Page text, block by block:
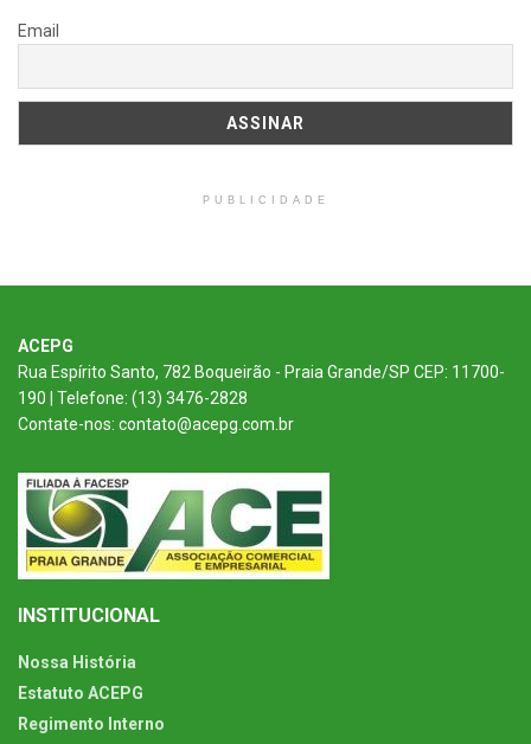
Email
PUBLICIDADE
ACEPG
Rua Espírito Santo, 782 Boqueirão - Praia Grande/SP CEP: 11700-
190 | Telefone: (13) 3476-2828
Contate-nos: contato@acepg.com.br
INSTITUCIONAL
Nossa História
Estatuto ACEPG
Regimento Interno